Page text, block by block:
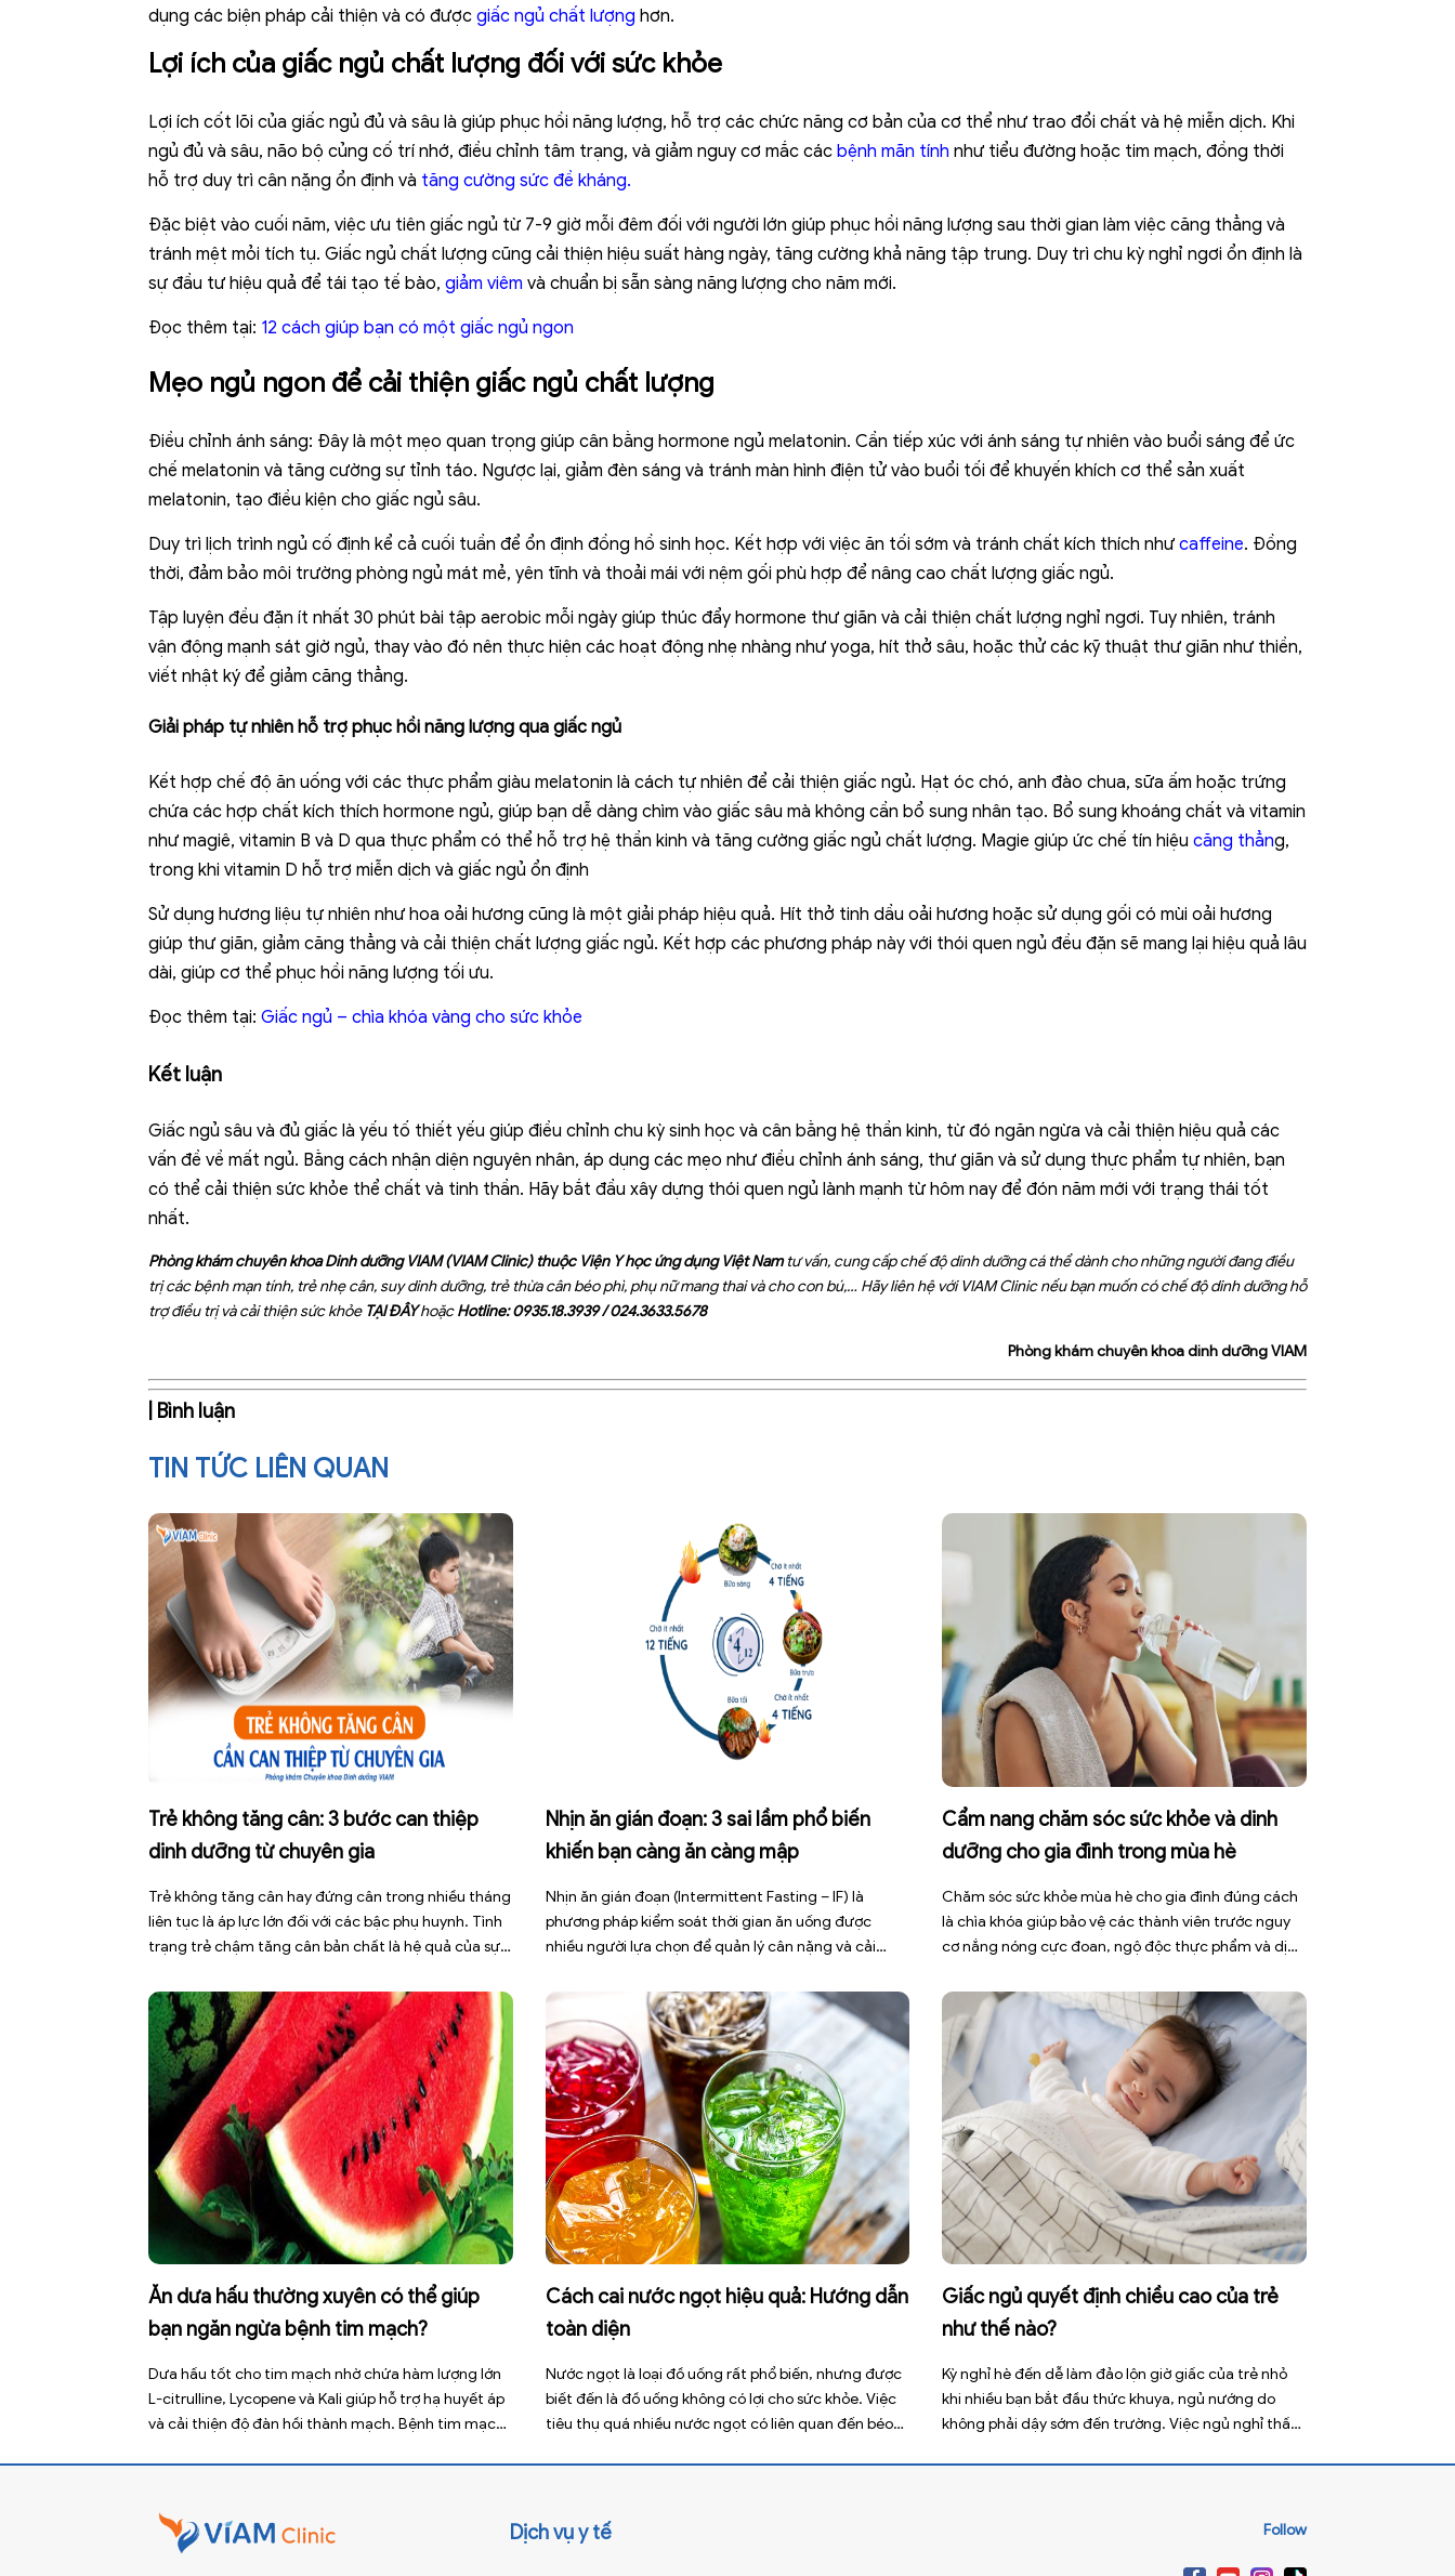
dụng các biện pháp cải thiện và có được giấc ngủ chất lượng hơn.
Lợi ích của giấc ngủ chất lượng đối với sức khỏe
Lợi ích cốt lõi của giấc ngủ đủ và sâu là giúp phục hồi năng lượng, hỗ trợ các chức năng cơ bản của cơ thể như trao đổi chất và hệ miễn dịch. Khi
ngủ đủ và sâu, não bộ củng cố trí nhớ, điều chỉnh tâm trạng, và giảm nguy cơ mắc các bệnh mãn tính như tiểu đường hoặc tim mạch, đồng thời
hỗ trợ duy trì cân nặng ổn định và tăng cường sức đề kháng.
Đặc biệt vào cuối năm, việc ưu tiên giấc ngủ từ 7-9 giờ mỗi đêm đối với người lớn giúp phục hồi năng lượng sau thời gian làm việc căng thẳng và
tránh mệt mỏi tích tụ. Giấc ngủ chất lượng cũng cải thiện hiệu suất hàng ngày, tăng cường khả năng tập trung. Duy trì chu kỳ nghỉ ngơi ổn định là
sự đầu tư hiệu quả để tái tạo tế bào, giảm viêm và chuẩn bị sẵn sàng năng lượng cho năm mới.
Đọc thêm tại: 12 cách giúp bạn có một giấc ngủ ngon
Mẹo ngủ ngon để cải thiện giấc ngủ chất lượng
Điều chỉnh ánh sáng: Đây là một mẹo quan trọng giúp cân bằng hormone ngủ melatonin. Cần tiếp xúc với ánh sáng tự nhiên vào buổi sáng để ức
chế melatonin và tăng cường sự tỉnh táo. Ngược lại, giảm đèn sáng và tránh màn hình điện tử vào buổi tối để khuyến khích cơ thể sản xuất
melatonin, tạo điều kiện cho giấc ngủ sâu.
Duy trì lịch trình ngủ cố định kể cả cuối tuần để ổn định đồng hồ sinh học. Kết hợp với việc ăn tối sớm và tránh chất kích thích như caffeine. Đồng
thời, đảm bảo môi trường phòng ngủ mát mẻ, yên tĩnh và thoải mái với nệm gối phù hợp để nâng cao chất lượng giấc ngủ.
Tập luyện đều đặn ít nhất 30 phút bài tập aerobic mỗi ngày giúp thúc đẩy hormone thư giãn và cải thiện chất lượng nghỉ ngơi. Tuy nhiên, tránh
vận động mạnh sát giờ ngủ, thay vào đó nên thực hiện các hoạt động nhẹ nhàng như yoga, hít thở sâu, hoặc thử các kỹ thuật thư giãn như thiền,
viết nhật ký để giảm căng thẳng.
Giải pháp tự nhiên hỗ trợ phục hồi năng lượng qua giấc ngủ
Kết hợp chế độ ăn uống với các thực phẩm giàu melatonin là cách tự nhiên để cải thiện giấc ngủ. Hạt óc chó, anh đào chua, sữa ấm hoặc trứng
chứa các hợp chất kích thích hormone ngủ, giúp bạn dễ dàng chìm vào giấc sâu mà không cần bổ sung nhân tạo. Bổ sung khoáng chất và vitamin
như magiê, vitamin B và D qua thực phẩm có thể hỗ trợ hệ thần kinh và tăng cường giấc ngủ chất lượng. Magie giúp ức chế tín hiệu căng thẳng,
trong khi vitamin D hỗ trợ miễn dịch và giấc ngủ ổn định
Sử dụng hương liệu tự nhiên như hoa oải hương cũng là một giải pháp hiệu quả. Hít thở tinh dầu oải hương hoặc sử dụng gối có mùi oải hương
giúp thư giãn, giảm căng thẳng và cải thiện chất lượng giấc ngủ. Kết hợp các phương pháp này với thói quen ngủ đều đặn sẽ mang lại hiệu quả lâu
dài, giúp cơ thể phục hồi năng lượng tối ưu.
Đọc thêm tại: Giấc ngủ – chìa khóa vàng cho sức khỏe
Kết luận
Giấc ngủ sâu và đủ giấc là yếu tố thiết yếu giúp điều chỉnh chu kỳ sinh học và cân bằng hệ thần kinh, từ đó ngăn ngừa và cải thiện hiệu quả các
vấn đề về mất ngủ. Bằng cách nhận diện nguyên nhân, áp dụng các mẹo như điều chỉnh ánh sáng, thư giãn và sử dụng thực phẩm tự nhiên, bạn
có thể cải thiện sức khỏe thể chất và tinh thần. Hãy bắt đầu xây dựng thói quen ngủ lành mạnh từ hôm nay để đón năm mới với trạng thái tốt
nhất.
Phòng khám chuyên khoa Dinh dưỡng VIAM (VIAM Clinic) thuộc Viện Y học ứng dụng Việt Namtư vấn, cung cấp chế độ dinh dưỡng cá thể dành cho những người đang điều
trị các bệnh mạn tính, trẻ nhẹ cân, suy dinh dưỡng, trẻ thừa cân béo phì, phụ nữ mang thai và cho con bú,… Hãy liên hệ với VIAM Clinic nếu bạn muốn có chế độ dinh dưỡng hỗ
trợ điều trị và cải thiện sức khỏe TẠI ĐÂYhoặcHotline:0935.18.3939/024.3633.5678
Phòng khám chuyên khoa dinh dưỡng VIAM
| Bình luận
TIN TỨC LIÊN QUAN
Trẻ không tăng cân: 3 bước can thiệp
dinh dưỡng từ chuyên gia
Trẻ không tăng cân hay đứng cân trong nhiều tháng
liên tục là áp lực lớn đối với các bậc phụ huynh. Tình
trạng trẻ chậm tăng cân bản chất là hệ quả của sự
lượng tiêu hao. Thay vì tự ý dùng các loại […]
Nhịn ăn gián đoạn: 3 sai lầm phổ biến
khiến bạn càng ăn càng mập
Nhịn ăn gián đoạn (Intermittent Fasting – IF) là
phương pháp kiểm soát thời gian ăn uống được
nhiều người lựa chọn để quản lý cân nặng và cải
cách không những làm giảm hiệu quả giảm cân mà
còn gây kiệt sức, mất cơ […]
Cẩm nang chăm sóc sức khỏe và dinh
dưỡng cho gia đình trong mùa hè
Chăm sóc sức khỏe mùa hè cho gia đình đúng cách
là chìa khóa giúp bảo vệ các thành viên trước nguy
cơ nắng nóng cực đoan, ngộ độc thực phẩm và dịch
đợt nắng nóng kéo dài có thể gây mất nước, kiệt
sức […]
Ăn dưa hấu thường xuyên có thể giúp
bạn ngăn ngừa bệnh tim mạch?
Dưa hấu tốt cho tim mạch nhờ chứa hàm lượng lớn
L-citrulline, Lycopene và Kali giúp hỗ trợ hạ huyết áp
và cải thiện độ đàn hồi thành mạch. Bệnh tim mạch
Cách cai nước ngọt hiệu quả: Hướng dẫn
toàn diện
Nước ngọt là loại đồ uống rất phổ biến, nhưng được
biết đến là đồ uống không có lợi cho sức khỏe. Việc
tiêu thụ quá nhiều nước ngọt có liên quan đến béo
Giấc ngủ quyết định chiều cao của trẻ
như thế nào?
Kỳ nghỉ hè đến dễ làm đảo lộn giờ giấc của trẻ nhỏ
khi nhiều bạn bắt đầu thức khuya, ngủ nướng do
không phải dậy sớm đến trường. Việc ngủ nghỉ thất
Dịch vụ y tế Follow